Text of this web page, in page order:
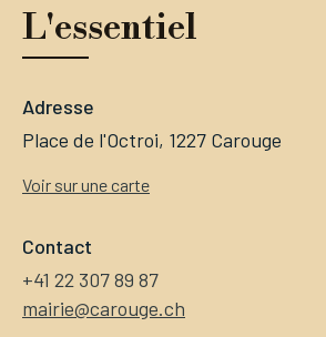
L'essentiel
Adresse
Place de l'Octroi, 1227 Carouge
Voir sur une carte
Contact
+41 22 307 89 87
mairie@carouge.ch